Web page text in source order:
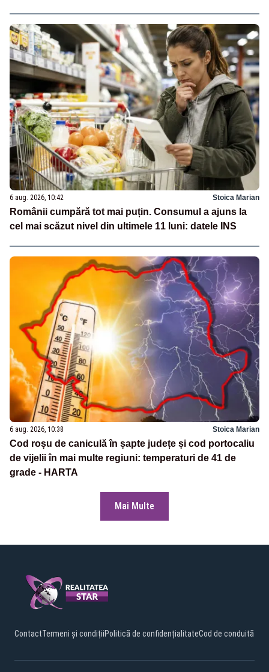
6 aug. 2026, 10:42 Stoica Marian
Românii cumpără tot mai puțin. Consumul a ajuns la
cel mai scăzut nivel din ultimele 11 luni: datele INS
6 aug. 2026, 10:38 Stoica Marian
Cod roșu de caniculă în șapte județe și cod portocaliu
de vijelii în mai multe regiuni: temperaturi de 41 de
grade - HARTA
Mai Multe
ContactTermeni și condițiiPolitică de confidențialitateCod de conduită